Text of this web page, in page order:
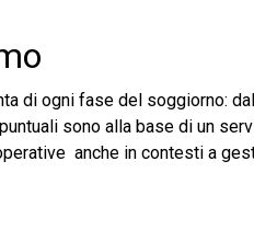
di ogni fase del soggiorno:
sono alla base di un
anche in contesti a